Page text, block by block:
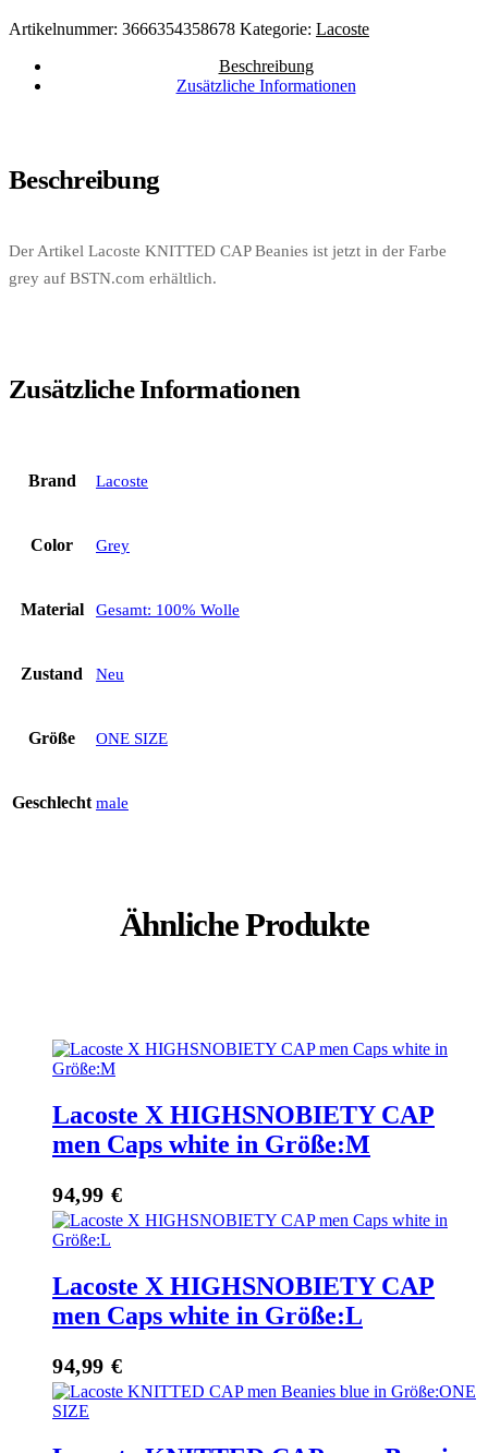
Artikelnummer: 3666354358678 Kategorie: Lacoste
Beschreibung
Zusätzliche Informationen
Beschreibung
Der Artikel Lacoste KNITTED CAP Beanies ist jetzt in der Farbe
grey auf BSTN.com erhältlich.
Zusätzliche Informationen
Brand Lacoste
Color Grey
Material Gesamt: 100% Wolle
Zustand Neu
Größe ONE SIZE
Geschlecht male
Ähnliche Produkte
Lacoste X HIGHSNOBIETY CAP
men Caps white in Größe:M
94,99 €
Lacoste X HIGHSNOBIETY CAP
men Caps white in Größe:L
94,99 €